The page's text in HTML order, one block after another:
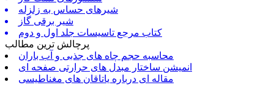
شیرهای حساس به زلزله
شیر برقی گاز
کتاب مرجع تاسیسات جلد اول و دوم
پرچالش ترین مطالب
محاسبه حجم چاه های جذبی و آب باران
انمیشن ساختار مبدل های حرارتی صفحه ای
مقاله ای درباره یاتاقان های مغناطیسی